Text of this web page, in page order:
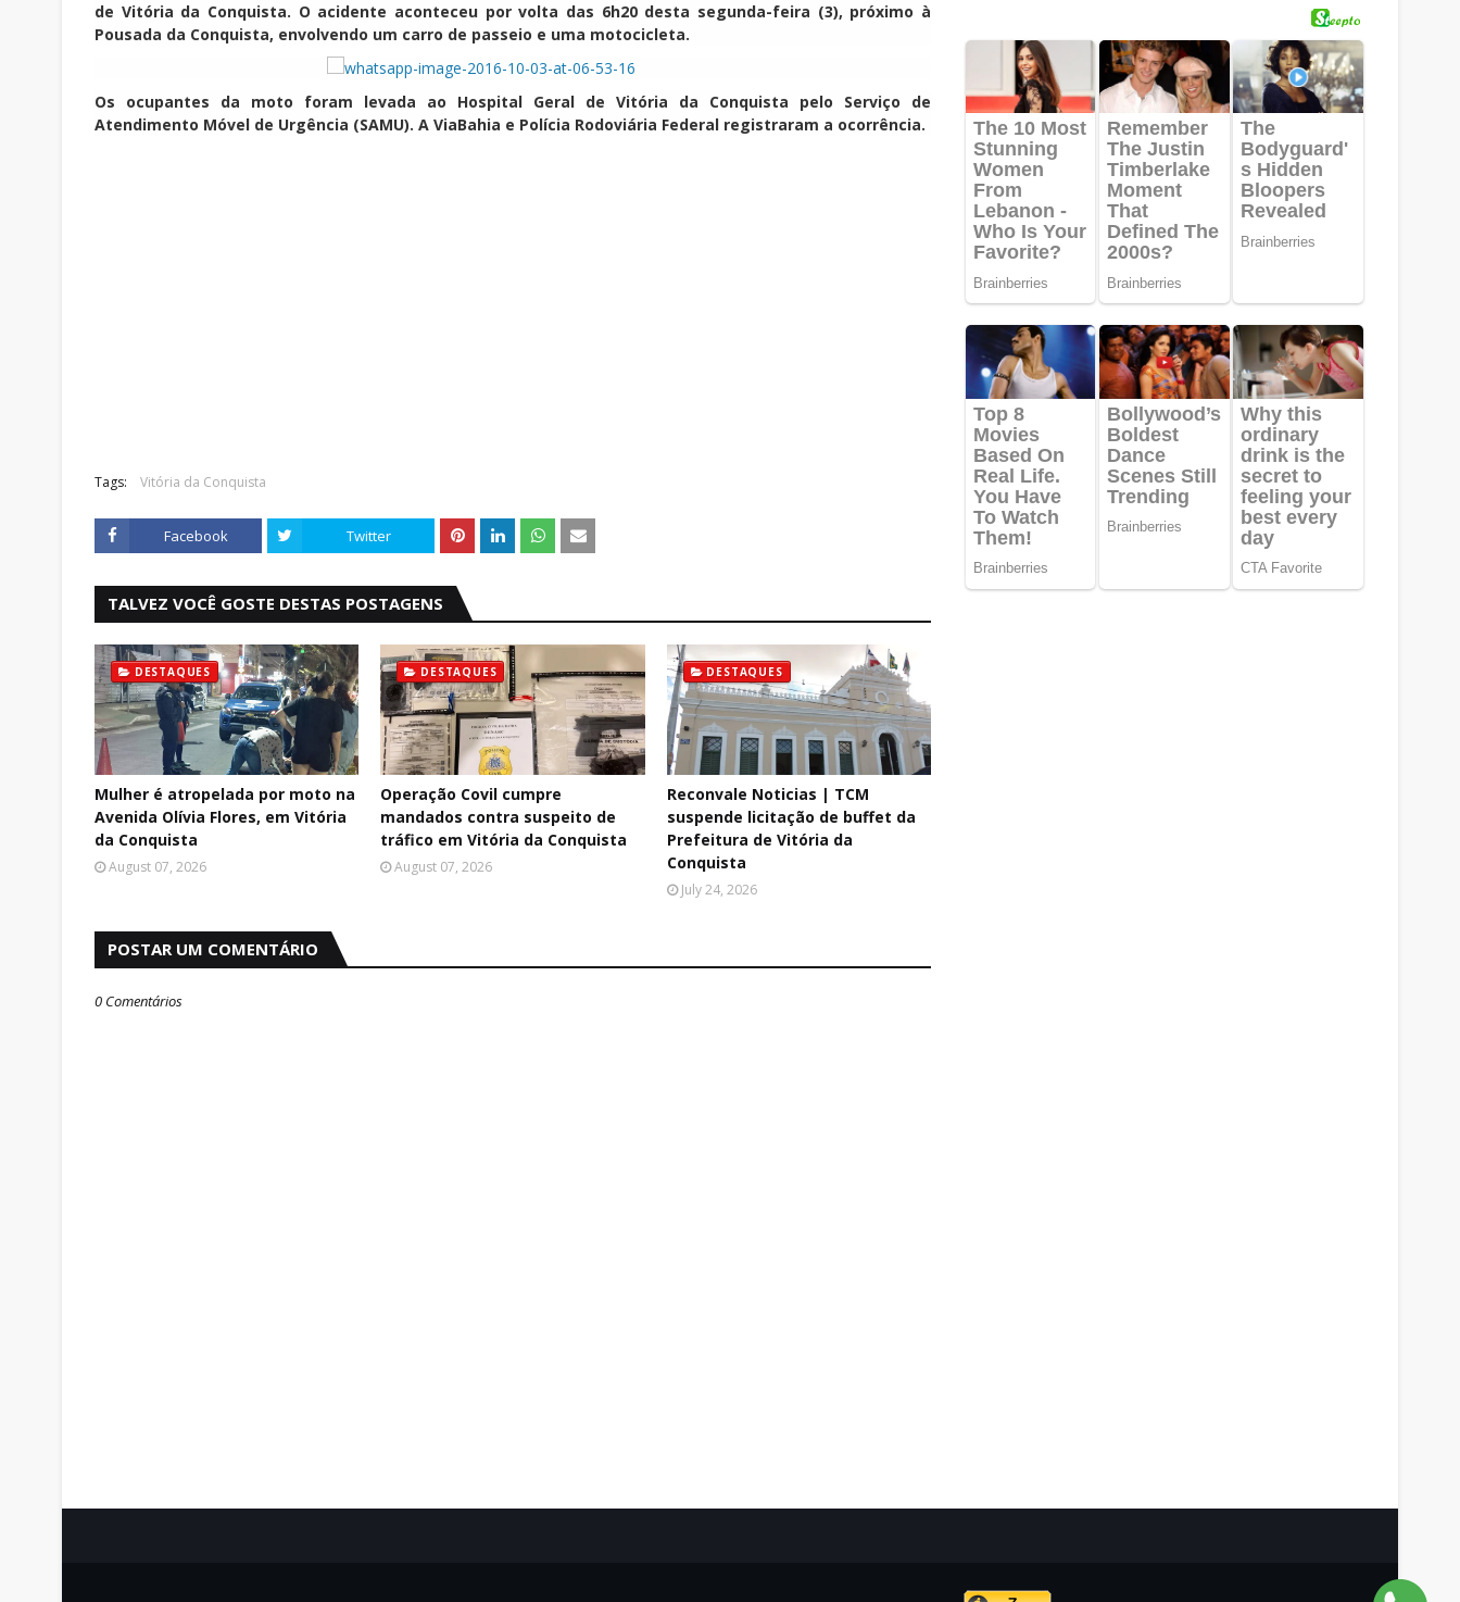
de Vitória da Conquista. O acidente aconteceu por volta das 6h20 desta segunda-feira (3), próximo à
Pousada da Conquista, envolvendo um carro de passeio e uma motocicleta.
Os ocupantes da moto foram levada ao Hospital Geral de Vitória da Conquista pelo Serviço de
Atendimento Móvel de Urgência (SAMU). A ViaBahia e Polícia Rodoviária Federal registraram a ocorrência.
Tags: Vitória da Conquista
Facebook Twitter
TALVEZ VOCÊ GOSTE DESTAS POSTAGENS
DESTAQUES
Mulher é atropelada por moto na
Avenida Olívia Flores, em Vitória
da Conquista
August 07, 2026
DESTAQUES
Operação Covil cumpre
mandados contra suspeito de
tráfico em Vitória da Conquista
August 07, 2026
DESTAQUES
Reconvale Noticias | TCM
suspende licitação de buffet da
Prefeitura de Vitória da
Conquista
July 24, 2026
POSTAR UM COMENTÁRIO
0 Comentários